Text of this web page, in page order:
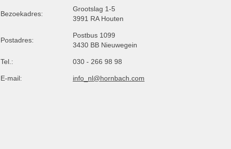
Bezoekadres:
Grootslag 1-5
3991 RA Houten
Postadres:
Postbus 1099
3430 BB Nieuwegein
Tel.: 030 - 266 98 98
E-mail: info_nl@hornbach.com